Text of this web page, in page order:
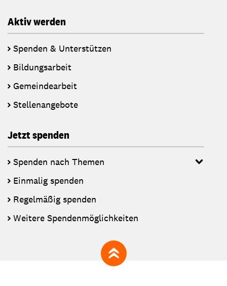
Aktiv werden
Spenden & Unterstützen
Bildungsarbeit
Gemeindearbeit
Stellenangebote
Jetzt spenden
Spenden nach Themen
Einmalig spenden
Regelmäßig spenden
Weitere Spendenmöglichkeiten
zum Seitenanfang